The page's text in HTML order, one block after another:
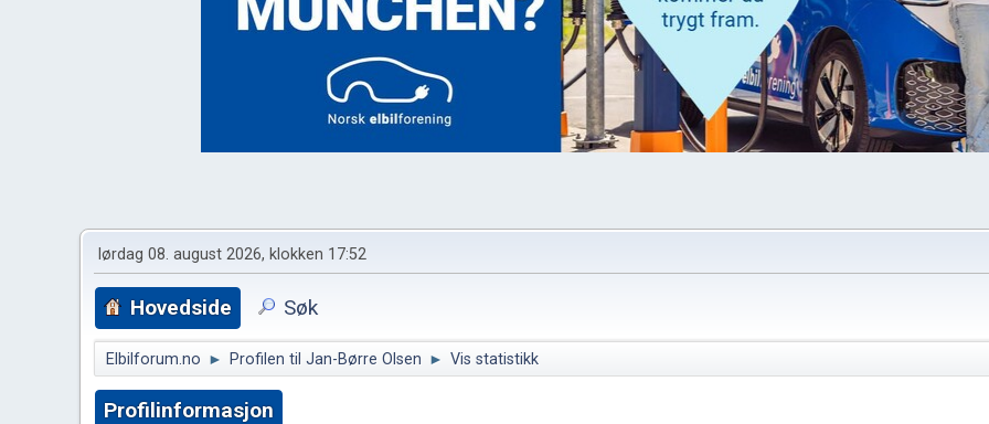
lørdag 08. august 2026, klokken 17:52
Hovedside Søk
Elbilforum.no ► Profilen til Jan-Børre Olsen ► Vis statistikk
Profilinformasjon